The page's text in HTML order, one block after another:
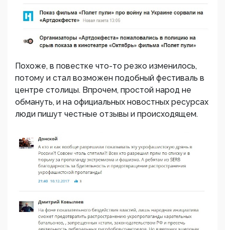
Похоже, в повестке что-то резко изменилось,
потому и стал возможен подобный фестиваль в
центре столицы. Впрочем, простой народ не
обмануть, и на официальных новостных ресурсах
люди пишут честные отзывы и происходящем.